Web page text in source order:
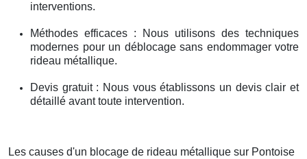
interventions.
Méthodes efficaces : Nous utilisons des techniques
modernes pour un déblocage sans endommager votre
rideau métallique.
Devis gratuit : Nous vous établissons un devis clair et
détaillé avant toute intervention.
Les causes d'un blocage de rideau métallique sur Pontoise